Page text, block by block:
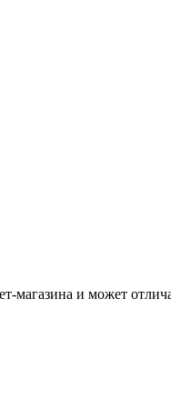
магазина и может